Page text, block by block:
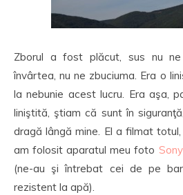
Zborul a fost plăcut, sus nu ne
învârtea, nu ne zbuciuma. Era o
la nebunie acest lucru. Era aşa,
liniştită, ştiam că sunt în
dragă lângă mine. El a filmat
am folosit aparatul meu foto
(ne-au şi întrebat cei de pe
rezistent la apă).